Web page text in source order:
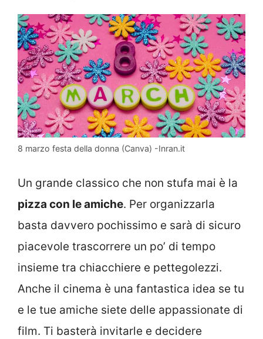
8 marzo festa della donna (Canva) -Inran.it
Un grande classico che non stufa mai è la
pizza con le amiche. Per organizzarla
basta davvero pochissimo e sarà di sicuro
piacevole trascorrere un po’ di tempo
insieme tra chiacchiere e pettegolezzi.
Anche il cinema è una fantastica idea se tu
e le tue amiche siete delle appassionate di
film. Ti basterà invitarle e decidere